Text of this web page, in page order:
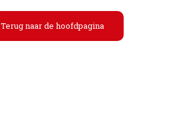
Terug naar de hoofdpagina